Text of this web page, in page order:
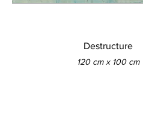
Destructure
120 cm x 100 cm